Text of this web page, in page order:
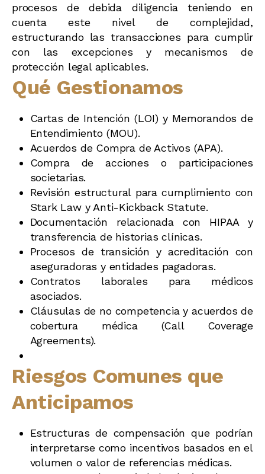
procesos de debida diligencia teniendo en
cuenta este nivel de complejidad,
estructurando las transacciones para cumplir
con las excepciones y mecanismos de
protección legal aplicables.
Qué Gestionamos
Cartas de Intención (LOI) y Memorandos de
Entendimiento (MOU).
Acuerdos de Compra de Activos (APA).
Compra de acciones o participaciones
societarias.
Revisión estructural para cumplimiento con
Stark Law y Anti-Kickback Statute.
Documentación relacionada con HIPAA y
transferencia de historias clínicas.
Procesos de transición y acreditación con
aseguradoras y entidades pagadoras.
Contratos laborales para médicos
asociados.
Cláusulas de no competencia y acuerdos de
cobertura médica (Call Coverage
Agreements).
Riesgos Comunes que
Anticipamos
Estructuras de compensación que podrían
interpretarse como incentivos basados en el
volumen o valor de referencias médicas.